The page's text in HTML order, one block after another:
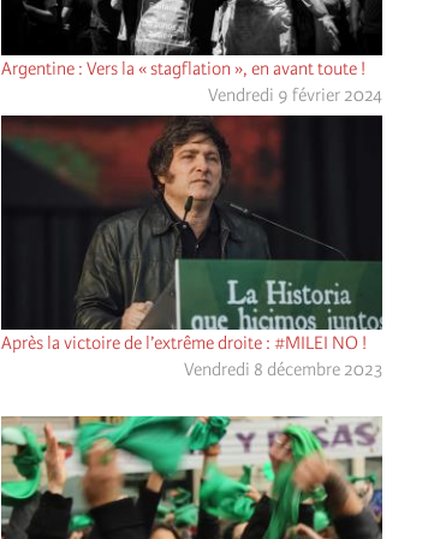
Argentine : Vers la « stagflation », en avant toute !
Vendredi 9 février 2024
Après la victoire de l’extrême droite : #MILEI NO !
Vendredi 8 décembre 2023